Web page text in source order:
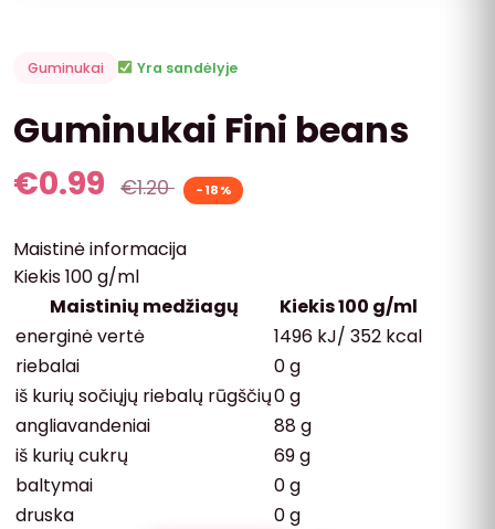
Guminukai Yra sandėlyje
Guminukai Fini beans
€0.99 €1.20 -18%
Maistinė informacija
Kiekis 100 g/ml
Maistinių medžiagų
Kiekis 100 g/ml
energinė vertė
1496 kJ/ 352 kcal
riebalai
0 g
iš kurių sočiųjų riebalų rūgščių0 g
angliavandeniai
88 g
iš kurių cukrų
69 g
baltymai
0 g
druska
0 g